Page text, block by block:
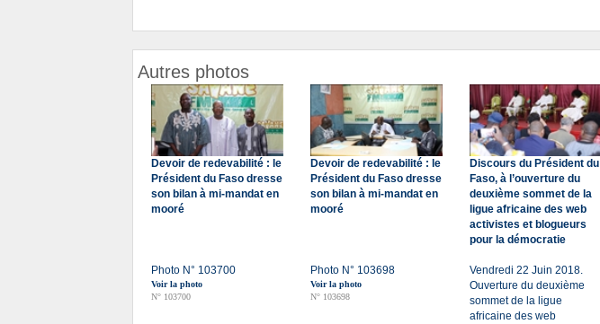
Autres photos
Devoir de redevabilité : le
Président du Faso dresse
son bilan à mi-mandat en
mooré
Photo N° 103700
Voir la photo
N° 103700
Devoir de redevabilité : le
Président du Faso dresse
son bilan à mi-mandat en
mooré
Photo N° 103698
Voir la photo
N° 103698
Discours du Président du
Faso, à l’ouverture du
deuxième sommet de la
ligue africaine des web
activistes et blogueurs
pour la démocratie
Vendredi 22 Juin 2018.
Ouverture du deuxième
sommet de la ligue
africaine des web